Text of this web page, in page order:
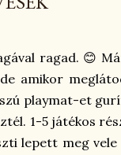
ragad. 😊
amikor
playmat-et
1-5 játékos
lepett meg